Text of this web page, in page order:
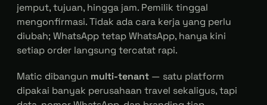
jemput, tujuan, hingga jam. Pemilik tinggal
mengonfirmasi. Tidak ada cara kerja yang perlu
diubah; WhatsApp tetap WhatsApp, hanya kini
setiap order langsung tercatat rapi.
Matic dibangun multi-tenant — satu platform
dipakai banyak perusahaan travel sekaligus, tapi